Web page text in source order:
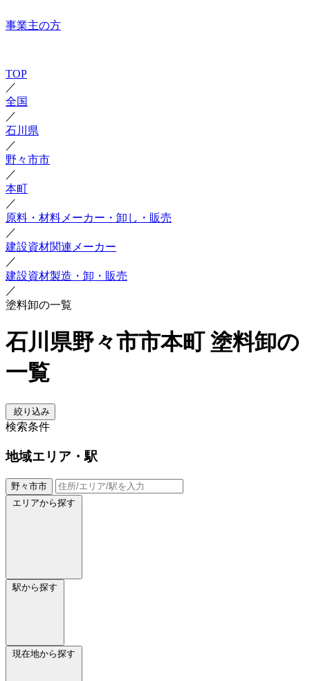
事業主の方
TOP
／
全国
／
石川県
／
野々市市
／
本町
／
原料・材料メーカー・卸し・販売
／
建設資材関連メーカー
／
建設資材製造・卸・販売
／
塗料卸の一覧
石川県野々市市本町 塗料卸の
一覧
絞り込み
検索条件
地域エリア・駅
野々市市
エリアから探す
駅から探す
現在地から探す